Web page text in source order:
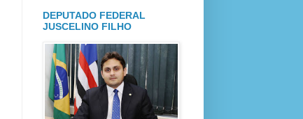
DEPUTADO FEDERAL
JUSCELINO FILHO